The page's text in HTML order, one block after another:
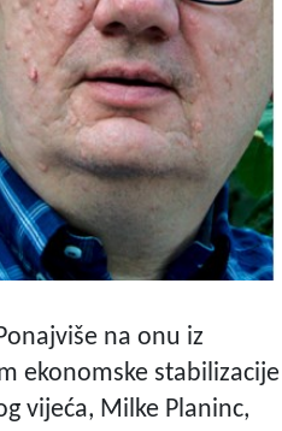
na onu iz
ekonomske stabilizacije
vijeća, Milke Planinc,